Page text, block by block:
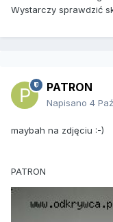
Wystarczy sprawdzić
PATRON
Napisano 4
maybah na zdjęciu :-)
PATRON